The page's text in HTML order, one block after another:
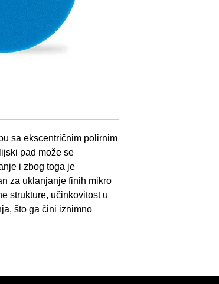
sa ekscentričnim polirnim
pad može se
i zbog toga je
za uklanjanje finih mikro
strukture, učinkovitost u
što ga čini iznimno